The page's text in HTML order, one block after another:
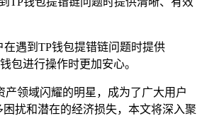
遇到TP钱包提错链问题时提供
包进行操作时更加安心。
领域闪耀的明星，成为了广大用户
扰和潜在的经济损失，本文将深入聚